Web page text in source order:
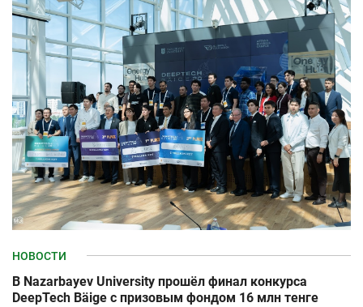
НОВОСТИ
В Nazarbayev University прошёл финал конкурса
DeepTech Bäige с призовым фондом 16 млн тенге